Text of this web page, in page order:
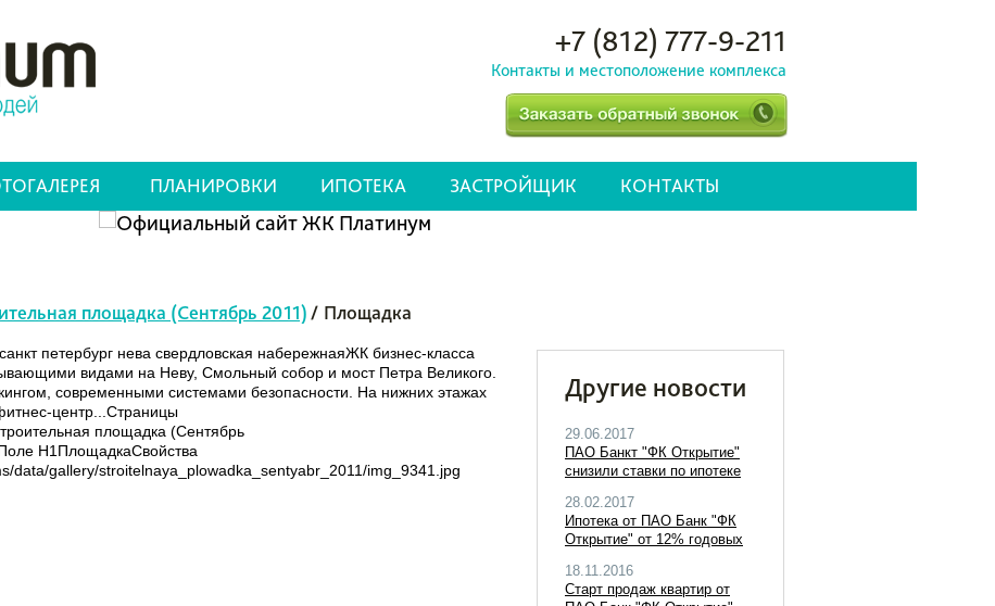
+7 (812) 777-9-211
Контакты и местоположение комплекса
ПЛАНИРОВКИ ИПОТЕКА ЗАСТРОЙЩИК КОНТАКТЫ
площадка (Сентябрь 2011) / Площадка
Другие новости
29.06.2017
ПАО Банкт "ФК Открытие"
снизили ставки по ипотеке
28.02.2017
Ипотека от ПАО Банк "ФК
Открытие" от 12% годовых
18.11.2016
Старт продаж квартир от
петербург нева свердловская набережнаяЖК бизнес-класса
видами на Неву, Смольный собор и мост Петра Великого.
современными системами безопасности. На нижних этажах
центр...Страницы
площадка (Сентябрь
H1ПлощадкаСвойства
data/gallery/stroitelnaya_plowadka_sentyabr_2011/img_9341.jpg